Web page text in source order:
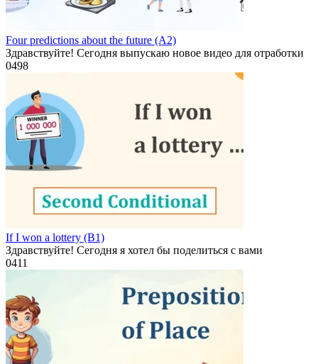
Four predictions about the future (A2)
Здравствуйте! Сегодня выпускаю новое видео для отработки
0498
If I won a lottery (B1)
Здравствуйте! Сегодня я хотел бы поделиться с вами
0411